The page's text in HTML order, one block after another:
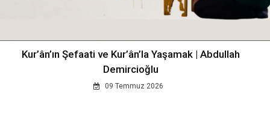
Kur’ân’ın Şefaati ve Kur’ân’la Yaşamak | Abdullah
Demircioğlu
09 Temmuz 2026